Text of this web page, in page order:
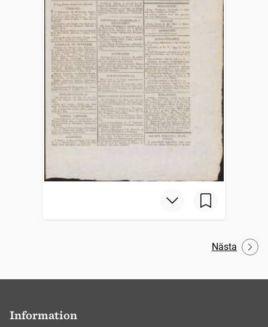
Nästa
Information